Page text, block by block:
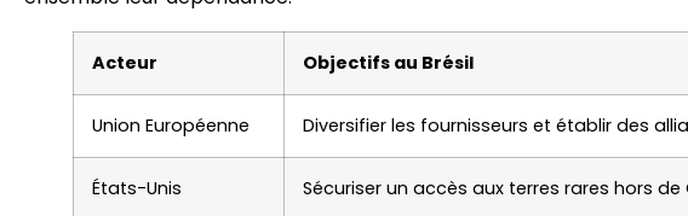
Acteur Objectifs au Brésil
Union Européenne Diversifier les fournisseurs et établir des
États-Unis Sécuriser un accès aux terres rares hors de